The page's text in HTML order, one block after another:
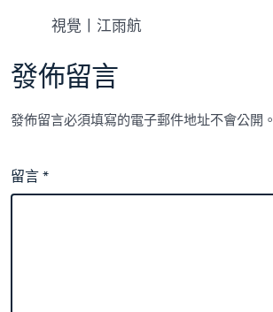
視覺丨江雨航
發佈留言
發佈留言必須填寫的電子郵件地址不會公開。
留言*